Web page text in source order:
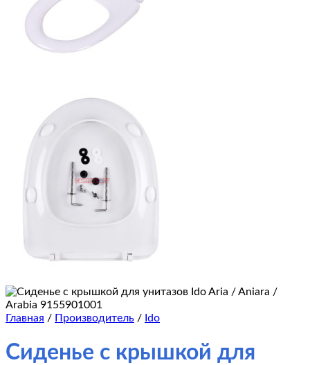
Главная / Производитель / Ido
Сиденье с крышкой для